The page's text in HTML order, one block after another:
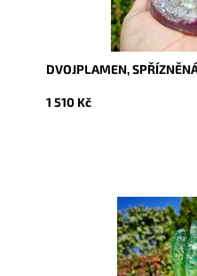
DVOJPLAMEN,
1 510 Kč
Vyprodáno
10353